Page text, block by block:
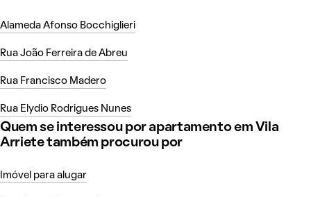
Alameda Afonso Bocchiglieri
Rua João Ferreira de Abreu
Rua Francisco Madero
Rua Elydio Rodrigues Nunes
Quem se interessou por apartamento em Vila
Arriete também procurou por
Imóvel para alugar